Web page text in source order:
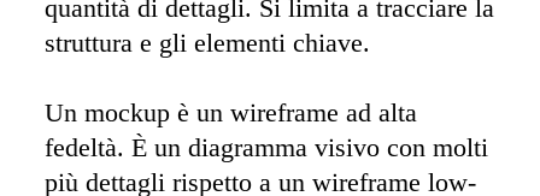
quantità di dettagli. Si limita a tracciare la
struttura e gli elementi chiave.
Un mockup è un wireframe ad alta
fedeltà. È un diagramma visivo con molti
più dettagli rispetto a un wireframe low-